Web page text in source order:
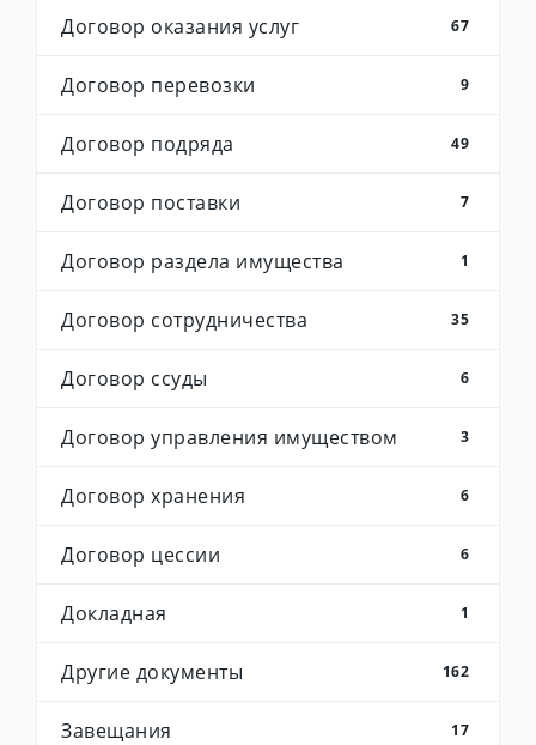
Договор оказания услуг 67
Договор перевозки 9
Договор подряда 49
Договор поставки 7
Договор раздела имущества 1
Договор сотрудничества 35
Договор ссуды 6
Договор управления имуществом 3
Договор хранения 6
Договор цессии 6
Докладная 1
Другие документы 162
Завещания 17